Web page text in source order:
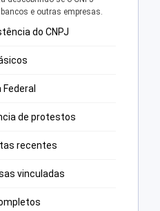
e outras empresas.
do CNPJ
de protestos
recentes
vinculadas